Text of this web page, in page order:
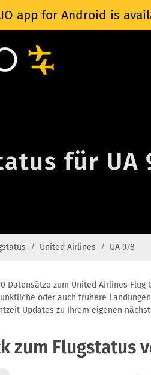
app for Android is
für UA
United Airlines UA 978
Datensätze zum United Airlines Flug
oder auch frühere
Updates zu Ihrem eigenen
zum Flugstatus